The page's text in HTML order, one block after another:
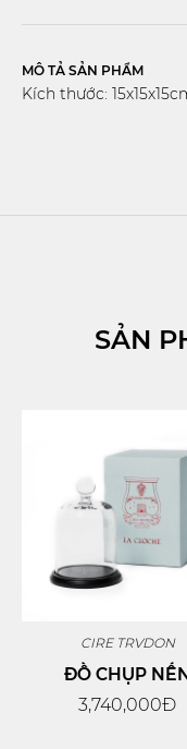
MÔ TẢ SẢN PHẨM
Kích thước:
SẢN
CIRE TRVDON
ĐỒ CHỤP
3,740,000Đ